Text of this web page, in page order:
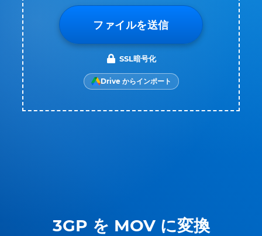
3GP を MOV に変換
ファイルを送信
SSL暗号化
Drive からインポート